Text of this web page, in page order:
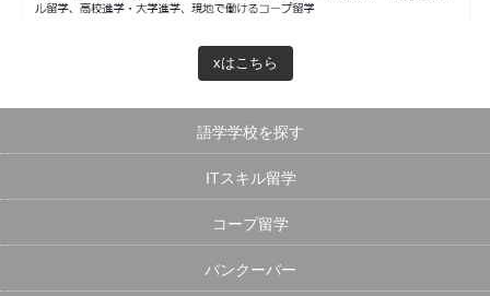
xはこちら
語学学校を探す
ITスキル留学
コープ留学
バンクーバー